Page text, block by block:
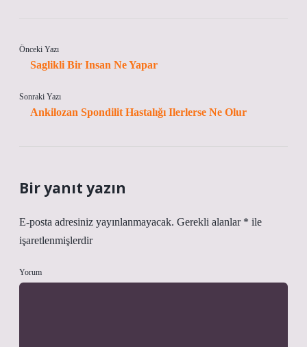
Önceki Yazı
Saglikli Bir Insan Ne Yapar
Sonraki Yazı
Ankilozan Spondilit Hastalığı Ilerlerse Ne Olur
Bir yanıt yazın
E-posta adresiniz yayınlanmayacak. Gerekli alanlar * ile
işaretlenmişlerdir
Yorum